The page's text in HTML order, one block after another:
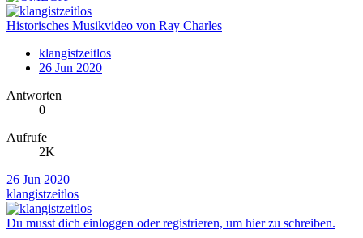
Historisches Musikvideo von Ray Charles
klangistzeitlos
26 Jun 2020
Antworten
0
Aufrufe
2K
26 Jun 2020
klangistzeitlos
Du musst dich einloggen oder registrieren, um hier zu schreiben.